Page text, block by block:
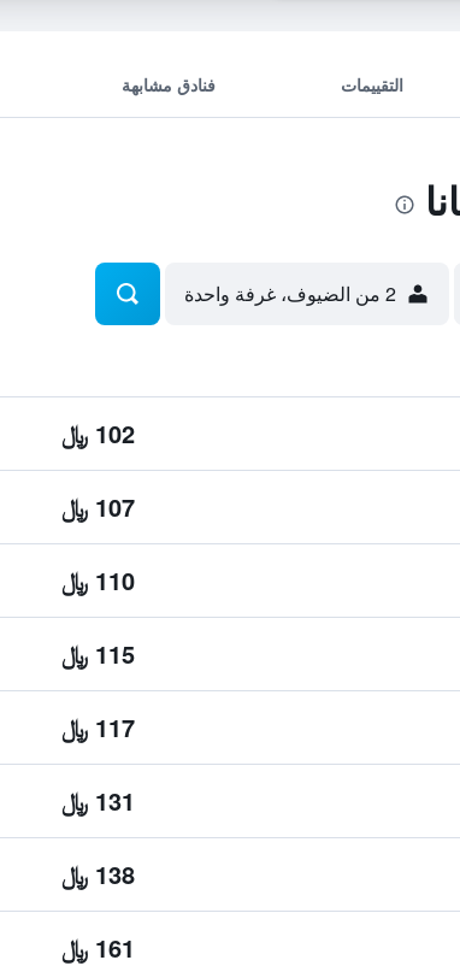
التقييمات فنادق مشابهة
2 من الضيوف، غرفة واحدة
102 ﷼
107 ﷼
110 ﷼
115 ﷼
117 ﷼
131 ﷼
138 ﷼
161 ﷼